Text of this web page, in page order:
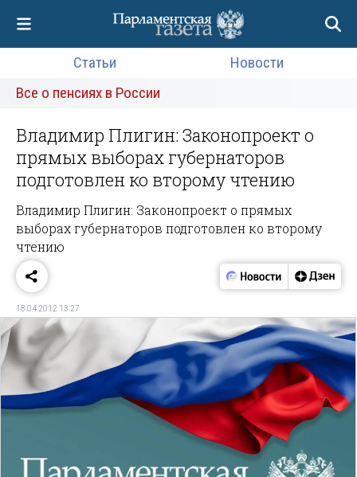
Статьи
Новости
Все о пенсиях в России
Владимир Плигин: Законопроект о
прямых выборах губернаторов
подготовлен ко второму чтению
Владимир Плигин: Законопроект о прямых
выборах губернаторов подготовлен ко второму
чтению
18.04.2012 13:27